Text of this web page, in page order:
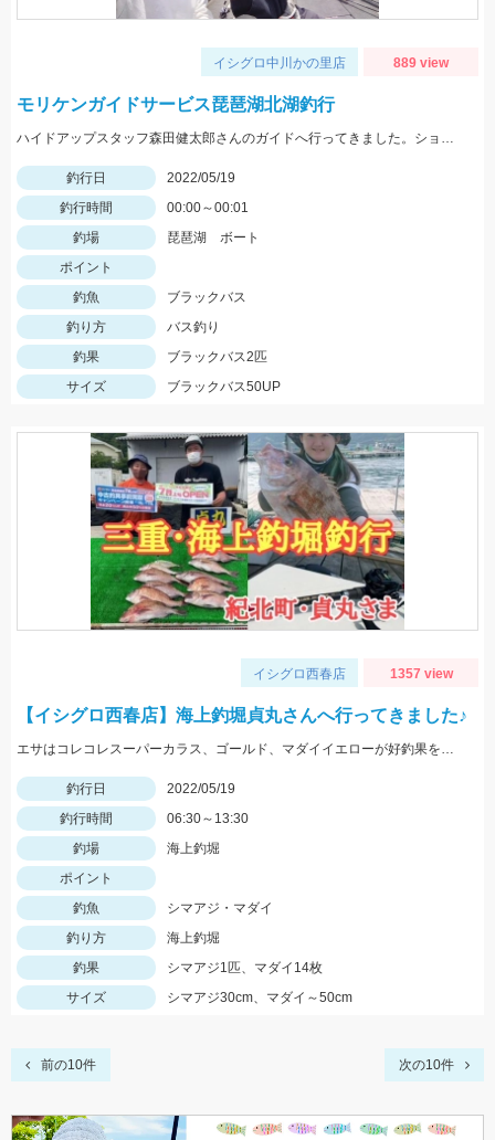
イシグロ中川かの里店 889 view
モリケンガイドサービス琵琶湖北湖釣行
ハイドアップスタッフ森田健太郎さんのガイドへ行ってきました。ショットワッキーを使用して釣りました。
釣行日
2022/05/19
釣行時間
00:00～00:01
釣場
琵琶湖 ボート
ポイント
釣魚
ブラックバス
釣り方
バス釣り
釣果
ブラックバス2匹
サイズ
ブラックバス50UP
イシグロ西春店 1357 view
【イシグロ西春店】海上釣堀貞丸さんへ行ってきました♪
エサはコレコレスーパーカラス、ゴールド、マダイイエローが好釣果を叩き出しました！タックルはプロミネント海上釣堀両軸ＳＰの感度が最高です！
釣行日
2022/05/19
釣行時間
06:30～13:30
釣場
海上釣堀
ポイント
釣魚
シマアジ・マダイ
釣り方
海上釣堀
釣果
シマアジ1匹、マダイ14枚
サイズ
シマアジ30cm、マダイ～50cm
前の10件 次の10件